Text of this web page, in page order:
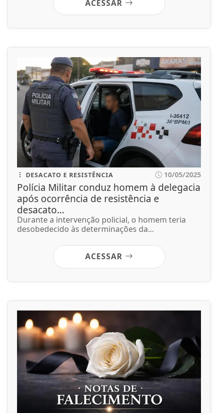
ACESSAR
DESACATO E RESISTÊNCIA 10/05/2025
Polícia Militar conduz homem à delegacia
após ocorrência de resistência e
desacato...
Durante a intervenção policial, o homem teria
desobedecido às determinações da...
ACESSAR